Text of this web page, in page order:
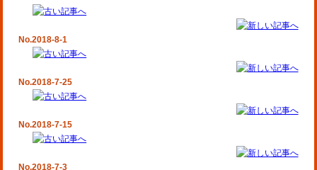
No.2018-8-1
No.2018-7-25
No.2018-7-15
No.2018-7-3